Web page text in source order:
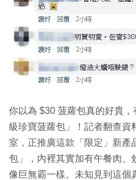
你以為 $30 菠蘿包真的好貴
級珍寶菠蘿包」！記者翻查資
室，正推廣這款「限定」新產
包」，內裡其實加有午餐肉、
像巨無霸一樣。未知見到這個